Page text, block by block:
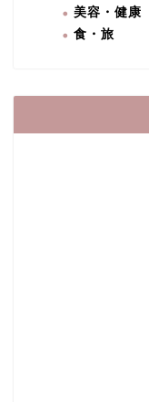
美容・健康
食・旅